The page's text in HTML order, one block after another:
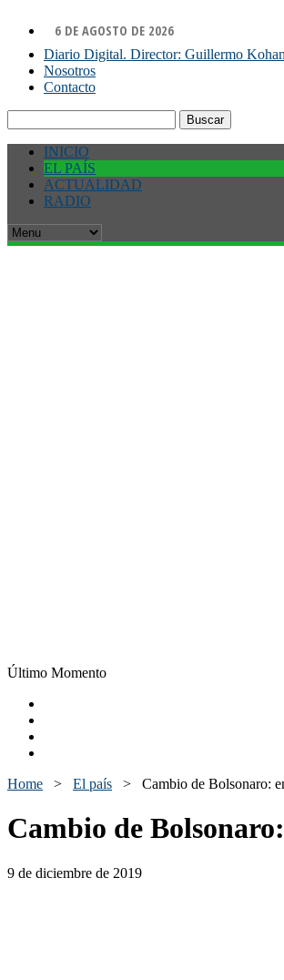
6 DE AGOSTO DE 2026
Diario Digital. Director: Guillermo
Nosotros
Contacto
INICIO
EL PAÍS
ACTUALIDAD
RADIO
Último Momento
Home > El país > Cambio de Bolsonaro:
Cambio de
9 de diciembre de 2019